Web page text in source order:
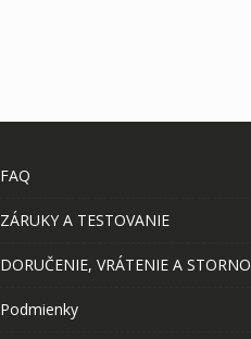
FAQ
ZÁRUKY A TESTOVANIE
DORUČENIE, VRÁTENIE A STORNO
Podmienky